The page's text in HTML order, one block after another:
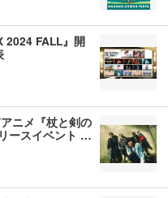
2024 FALL』開
ニメ『杖と剣の
ースイベント …